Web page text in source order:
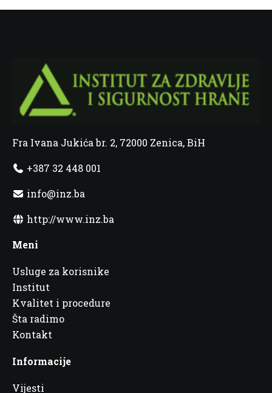
Fra Ivana Jukića br. 2, 72000 Zenica, BiH
+387 32 448 001
info@inz.ba
http://www.inz.ba
Meni
Usluge za korisnike
Institut
Kvalitet i procedure
Šta radimo
Kontakt
Informacije
Vijesti